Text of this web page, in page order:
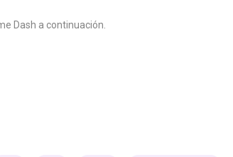
Dash a continuación.